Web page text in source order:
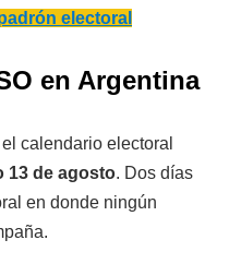
electoral
en Argentina
calendario electoral
13 de agosto. Dos días
en donde ningún